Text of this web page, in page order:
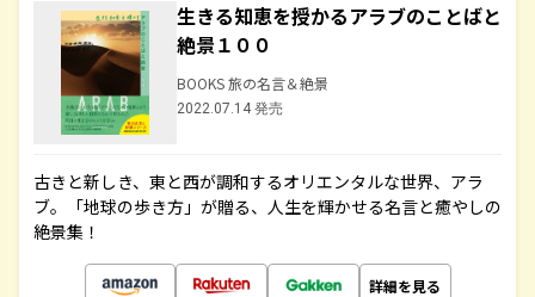
生きる知恵を授かるアラブのことばと
絶景１００
BOOKS 旅の名言＆絶景
2022.07.14 発売
古きと新しき、東と西が調和するオリエンタルな世界、アラ
ブ。「地球の歩き方」が贈る、人生を輝かせる名言と癒やしの
絶景集！
詳細を見る